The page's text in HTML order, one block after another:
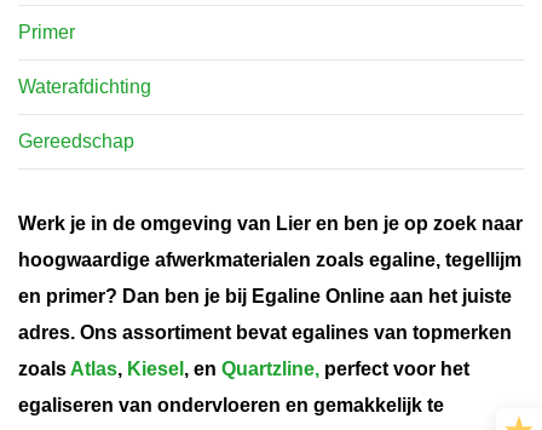
Primer
Waterafdichting
Gereedschap
Werk je in de omgeving van Lier en ben je op zoek naar
hoogwaardige afwerkmaterialen zoals egaline, tegellijm
en primer? Dan ben je bij Egaline Online aan het juiste
adres. Ons assortiment bevat egalines van topmerken
zoals Atlas, Kiesel , en Quartzline, perfect voor het
egaliseren van ondervloeren en gemakkelijk te